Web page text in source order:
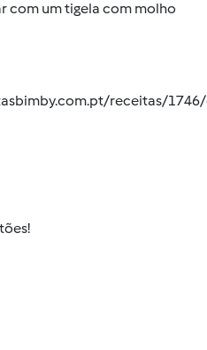
com um tigela com molho
receitas/